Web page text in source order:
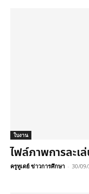
ใบงาน
ไฟล์ภาพการละเ
ครูทูเดย์ ข่าวการศึกษา - 30/